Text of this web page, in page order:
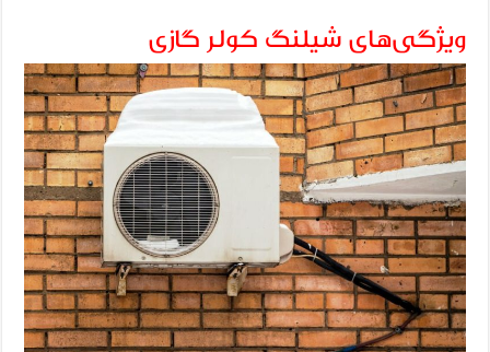
ویژگی‌های شیلنگ کولر گازی